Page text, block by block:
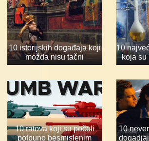
10 istorijskih događaja koji
možda nisu tačni
10
koja su
10 ratova koji su počeli
potpuno besmislenim
10